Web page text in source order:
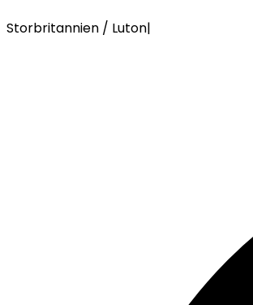
Storbritannien / Luton|